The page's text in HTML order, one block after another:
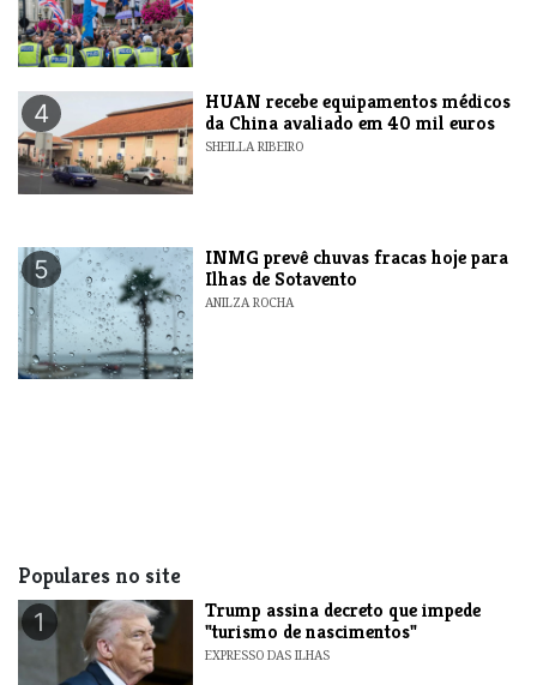
4
HUAN recebe equipamentos médicos
da China avaliado em 40 mil euros
SHEILLA RIBEIRO
5
INMG prevê chuvas fracas hoje para
Ilhas de Sotavento
ANILZA ROCHA
Populares no site
1
Trump assina decreto que impede
"turismo de nascimentos"
EXPRESSO DAS ILHAS